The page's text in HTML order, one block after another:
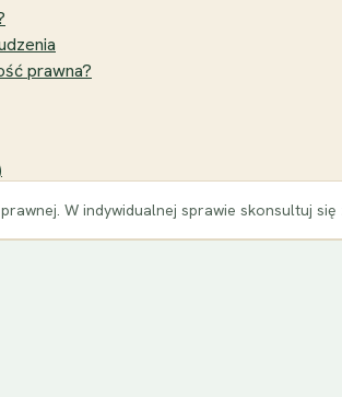
prawna?
W indywidualnej sprawie skonsultuj się